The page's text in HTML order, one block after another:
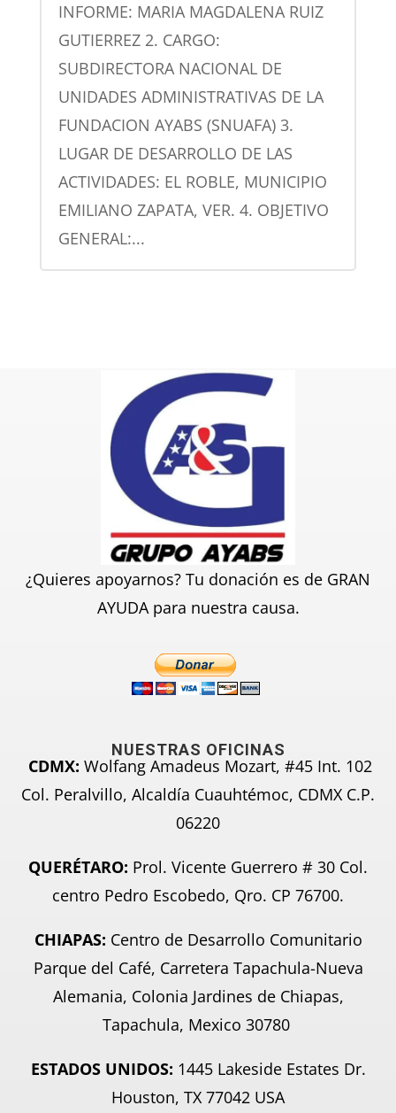
INFORME: MARIA MAGDALENA RUIZ
GUTIERREZ 2. CARGO:
SUBDIRECTORA NACIONAL DE
UNIDADES ADMINISTRATIVAS DE LA
FUNDACION AYABS (SNUAFA) 3.
LUGAR DE DESARROLLO DE LAS
ACTIVIDADES: EL ROBLE, MUNICIPIO
EMILIANO ZAPATA, VER. 4. OBJETIVO
GENERAL:...
¿Quieres apoyarnos? Tu donación es de GRAN
AYUDA para nuestra causa.
NUESTRAS OFICINAS
CDMX: Wolfang Amadeus Mozart, #45 Int. 102
Col. Peralvillo, Alcaldía Cuauhtémoc, CDMX C.P.
06220
QUERÉTARO: Prol. Vicente Guerrero # 30 Col.
centro Pedro Escobedo, Qro. CP 76700.
CHIAPAS: Centro de Desarrollo Comunitario
Parque del Café, Carretera Tapachula-Nueva
Alemania, Colonia Jardines de Chiapas,
Tapachula, Mexico 30780
ESTADOS UNIDOS: 1445 Lakeside Estates Dr.
Houston, TX 77042 USA